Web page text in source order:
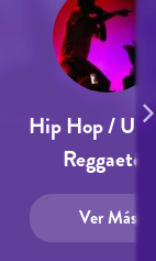
Hip Hop /
Reggaetón
Ver Más